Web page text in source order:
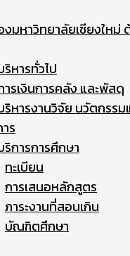
มหาวิทยาลัยเชียงใหม่
หารทั่วไป
ารเงินการคลัง และพัสดุ
ริหารงานวิจัย นวัตกรรม
ร
ริการการศึกษา
ทะเบียน
การเสนอหลักสูตร
ภาระงานที่สอนเกิน
บัณฑิตศึกษา